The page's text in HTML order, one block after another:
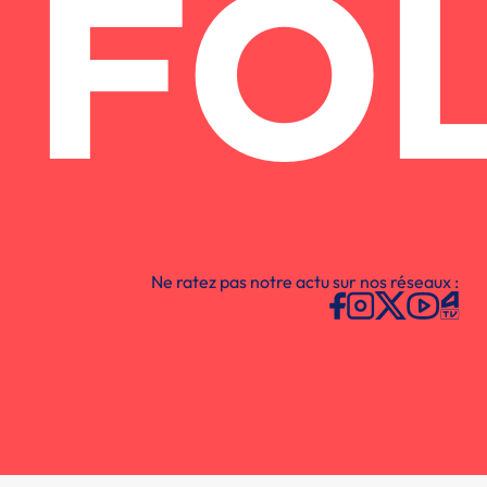
Ne ratez pas notre actu sur nos réseaux :